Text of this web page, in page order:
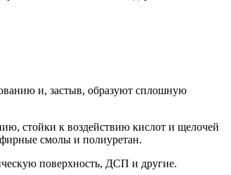
и, застыв, образуют сплошную
стойки к воздействию кислот и щелочей
смолы и полиуретан.
поверхность, ДСП и другие.